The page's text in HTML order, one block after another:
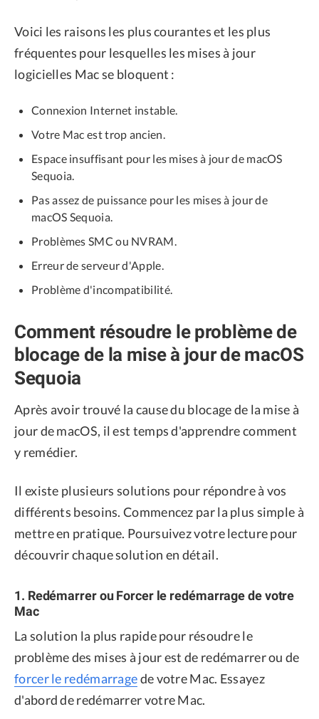
Voici les raisons les plus courantes et les plus
fréquentes pour lesquelles les mises à jour
logicielles Mac se bloquent :
Connexion Internet instable.
Votre Mac est trop ancien.
Espace insuffisant pour les mises à jour de macOS
Sequoia.
Pas assez de puissance pour les mises à jour de
macOS Sequoia.
Problèmes SMC ou NVRAM.
Erreur de serveur d'Apple.
Problème d'incompatibilité.
Comment résoudre le problème de
blocage de la mise à jour de macOS
Sequoia
Après avoir trouvé la cause du blocage de la mise à
jour de macOS, il est temps d'apprendre comment
y remédier.
Il existe plusieurs solutions pour répondre à vos
différents besoins. Commencez par la plus simple à
mettre en pratique. Poursuivez votre lecture pour
découvrir chaque solution en détail.
1. Redémarrer ou Forcer le redémarrage de votre
Mac
La solution la plus rapide pour résoudre le
problème des mises à jour est de redémarrer ou de
forcer le redémarragede votre Mac. Essayez
d'abord de redémarrer votre Mac.